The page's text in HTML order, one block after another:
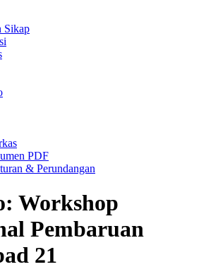
Sikap
PDF
& Perundangan
Workshop
Pembaruan
21